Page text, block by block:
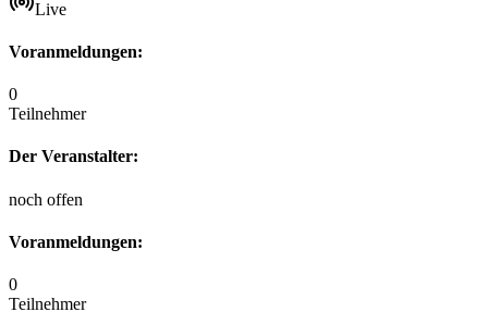
Live
Voranmeldungen:
0
Teilnehmer
Der Veranstalter:
noch offen
Voranmeldungen:
0
Teilnehmer